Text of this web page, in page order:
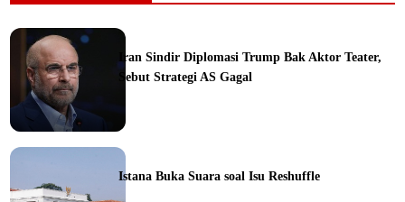
Iran Sindir Diplomasi Trump Bak Aktor Teater,
Sebut Strategi AS Gagal
Istana Buka Suara soal Isu Reshuffle